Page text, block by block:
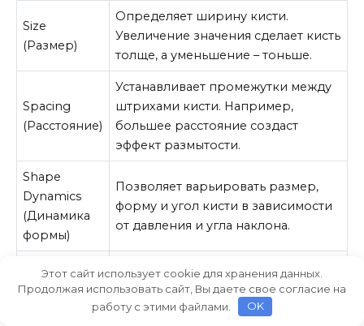
Size
(Размер)
Определяет ширину кисти.
Увеличение значения сделает кисть
толще, а уменьшение – тоньше.
Spacing
(Расстояние)
Устанавливает промежутки между
штрихами кисти. Например,
большее расстояние создаст
эффект размытости.
Shape
Dynamics
(Динамика
формы)
Позволяет варьировать размер,
форму и угол кисти в зависимости
от давления и угла наклона.
Color
Dynamics
Регулирует изменения в цвете
кисти, такие как вариации в
яркости и оттенке.
Этот сайт использует cookie для хранения данных.
Продолжая использовать сайт, Вы даете свое согласие на
работу с этими файлами.
OK